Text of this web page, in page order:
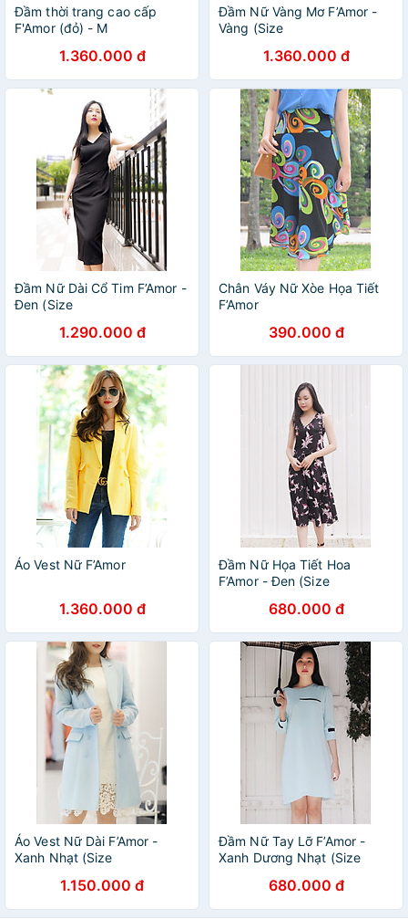
Đầm thời trang cao cấp
F'Amor (đỏ) - M
1.360.000 đ
Đầm Nữ Vàng Mơ F’Amor -
Vàng (Size
1.360.000 đ
Đầm Nữ Dài Cổ Tim F’Amor -
Đen (Size
1.290.000 đ
Chân Váy Nữ Xòe Họa Tiết
F’Amor
390.000 đ
Áo Vest Nữ F’Amor
1.360.000 đ
Đầm Nữ Họa Tiết Hoa
F’Amor - Đen (Size
680.000 đ
Áo Vest Nữ Dài F’Amor -
Xanh Nhạt (Size
1.150.000 đ
Đầm Nữ Tay Lỡ F’Amor -
Xanh Dương Nhạt (Size
680.000 đ